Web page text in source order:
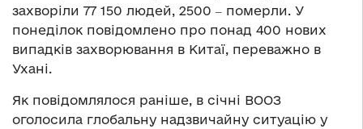
захворіли 77 150 людей, 2500 ‒ померли. У
понеділок повідомлено про понад 400 нових
випадків захворювання в Китаї, переважно в
Ухані.
Як повідомлялося раніше, в січні ВООЗ
оголосила глобальну надзвичайну ситуацію у